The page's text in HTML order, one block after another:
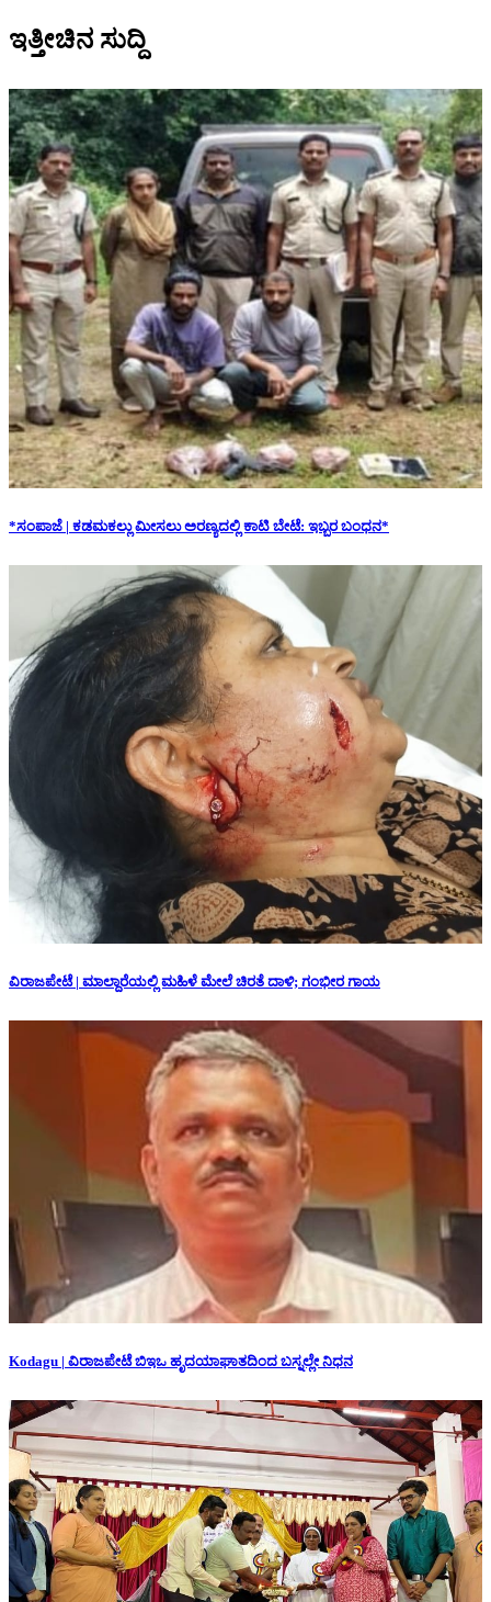
ಇತ್ತೀಚಿನ ಸುದ್ದಿ
*ಸಂಪಾಜೆ | ಕಡಮಕಲ್ಲು ಮೀಸಲು ಅರಣ್ಯದಲ್ಲಿ ಕಾಟಿ ಬೇಟೆ: ಇಬ್ಬರ ಬಂಧನ*
ವಿರಾಜಪೇಟೆ | ಮಾಲ್ದಾರೆಯಲ್ಲಿ ಮಹಿಳೆ ಮೇಲೆ ಚಿರತೆ ದಾಳಿ; ಗಂಭೀರ ಗಾಯ
Kodagu | ವಿರಾಜಪೇಟೆ ಬಿಇಒ ಹೃದಯಾಘಾತದಿಂದ ಬಸ್ನಲ್ಲೇ ನಿಧನ